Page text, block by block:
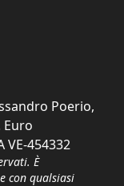
Poerio,
Euro
VE-454332
È
con qualsiasi